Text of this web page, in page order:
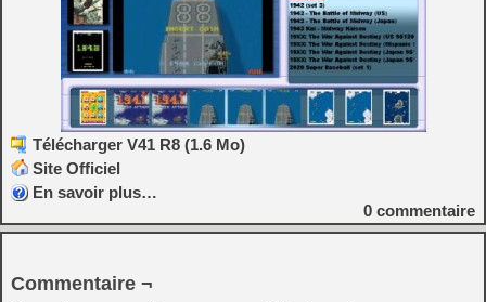
Télécharger V41 R8 (1.6 Mo)
Site Officiel
En savoir plus…
0 commentaire
Commentaire ¬